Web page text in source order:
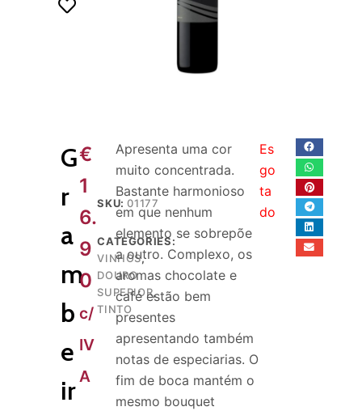
G
r
a
m
b
e
ir
€
1
6.
9
0
c/
IV
A
SKU:01177
CATEGORIES:
VINHOS,
DOURO
SUPERIOR,
TINTO
Apresenta uma cor
muito concentrada.
Bastante harmonioso
em que nenhum
elemento se sobrepõe
a outro. Complexo, os
aromas chocolate e
café estão bem
presentes
apresentando também
notas de especiarias. O
fim de boca mantém o
mesmo bouquet
Es
go
ta
do